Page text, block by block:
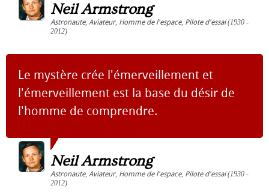
Neil Armstrong
Astronaute, Aviateur, Homme de l'espace, Pilote d'essai(1930 -
2012)
Le mystère crée l'émerveillement et
l'émerveillement est la base du désir de
l'homme de comprendre.
Neil Armstrong
Astronaute, Aviateur, Homme de l'espace, Pilote d'essai(1930 -
2012)